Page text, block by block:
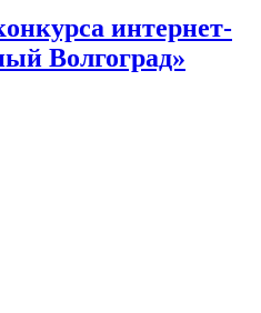
интернет-
Волгоград»